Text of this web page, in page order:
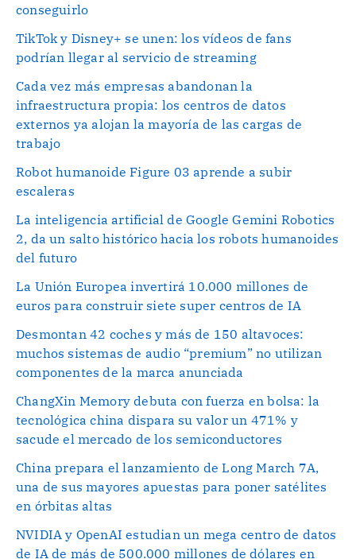
conseguirlo
TikTok y Disney+ se unen: los vídeos de fans
podrían llegar al servicio de streaming
Cada vez más empresas abandonan la
infraestructura propia: los centros de datos
externos ya alojan la mayoría de las cargas de
trabajo
Robot humanoide Figure 03 aprende a subir
escaleras
La inteligencia artificial de Google Gemini Robotics
2, da un salto histórico hacia los robots humanoides
del futuro
La Unión Europea invertirá 10.000 millones de
euros para construir siete super centros de IA
Desmontan 42 coches y más de 150 altavoces:
muchos sistemas de audio “premium” no utilizan
componentes de la marca anunciada
ChangXin Memory debuta con fuerza en bolsa: la
tecnológica china dispara su valor un 471% y
sacude el mercado de los semiconductores
China prepara el lanzamiento de Long March 7A,
una de sus mayores apuestas para poner satélites
en órbitas altas
NVIDIA y OpenAI estudian un mega centro de datos
de IA de más de 500.000 millones de dólares en